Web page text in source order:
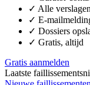
✓ Alle
✓ E-
✓ Dossiers
✓ Gratis, altijd
Gratis aanmelden
Laatste